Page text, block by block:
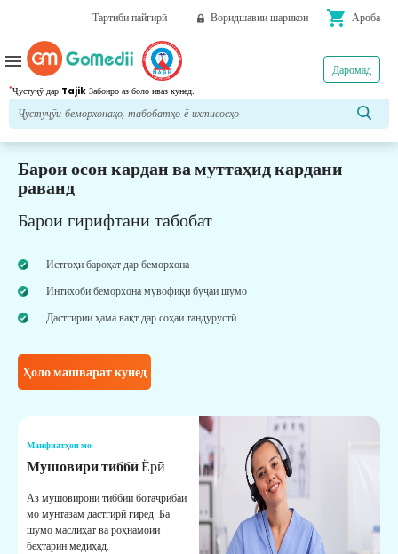
Тартиби пайгирӣ Воридшавии шарикон shopping_cart Ароба
*Ҷустуҷӯ дар Tajik Забонро аз боло иваз кунед.
Даромад
menu
Барои осон кардан ва муттаҳид кардани
раванд
Барои гирифтани табобат
Истгоҳи бароҳат дар беморхона
Интихоби беморхона мувофиқи буҷаи шумо
Дастгирии ҳама вақт дар соҳаи тандурустӣ
Ҳоло машварат кунед
Манфиатҳои мо
Мушовири тиббӣЁрӣ
Аз мушовирони тиббии ботаҷрибаи
мо мунтазам дастгирӣ гиред. Ба
шумо маслиҳат ва роҳнамоии
беҳтарин медиҳад.